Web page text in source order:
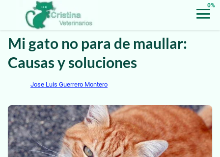
0%
Mi gato no para de maullar:
Causas y soluciones
Jose Luis Guerrero Montero